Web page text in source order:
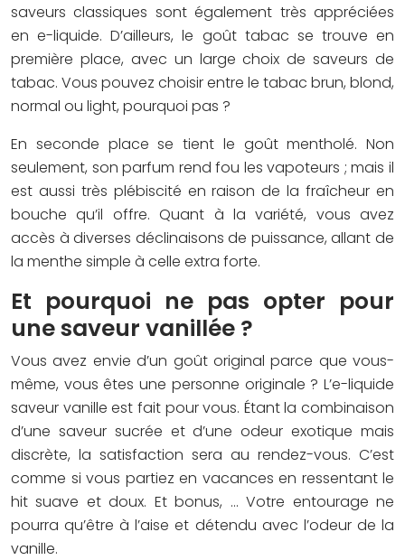
saveurs classiques sont également très appréciées
en e-liquide. D’ailleurs, le goût tabac se trouve en
première place, avec un large choix de saveurs de
tabac. Vous pouvez choisir entre le tabac brun, blond,
normal ou light, pourquoi pas ?
En seconde place se tient le goût mentholé. Non
seulement, son parfum rend fou les vapoteurs ; mais il
est aussi très plébiscité en raison de la fraîcheur en
bouche qu’il offre. Quant à la variété, vous avez
accès à diverses déclinaisons de puissance, allant de
la menthe simple à celle extra forte.
Et pourquoi ne pas opter pour
une saveur vanillée ?
Vous avez envie d’un goût original parce que vous-
même, vous êtes une personne originale ? L’e-liquide
saveur vanille est fait pour vous. Étant la combinaison
d’une saveur sucrée et d’une odeur exotique mais
discrète, la satisfaction sera au rendez-vous. C’est
comme si vous partiez en vacances en ressentant le
hit suave et doux. Et bonus, … Votre entourage ne
pourra qu’être à l’aise et détendu avec l’odeur de la
vanille.